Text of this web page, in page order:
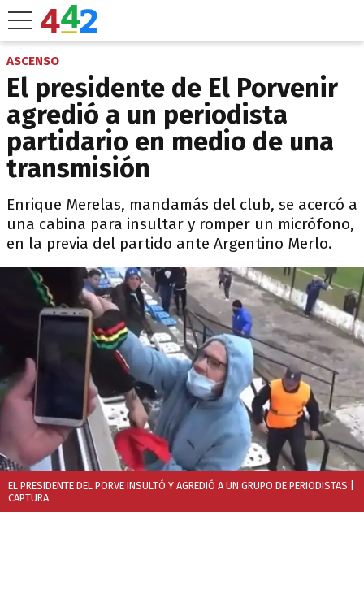
ASCENSO
El presidente de El Porvenir
agredió a un periodista
partidario en medio de una
transmisión
Enrique Merelas, mandamás del club, se acercó a
una cabina para insultar y romper un micrófono,
en la previa del partido ante Argentino Merlo.
EL PRESIDENTE DEL PORVE INSULTÓ Y AGREDIÓ A UN GRUPO DE PERIODISTAS
CAPTURA